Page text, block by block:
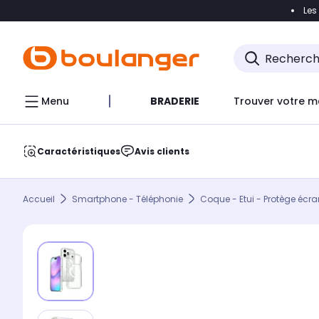
Accéder
Menu BRADERIE Trouver votre
Caractéristiques Avis clients
Accueil Smartphone - Téléphonie Coque - Etui - Protège